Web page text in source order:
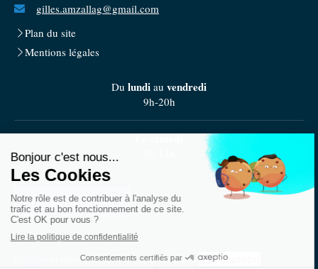
gilles.amzallag@gmail.com
Plan du site
Mentions légales
Du lundi au vendredi
9h-20h
samedi
Prendre rendez-vous
Création et référencement du site par Simplébo